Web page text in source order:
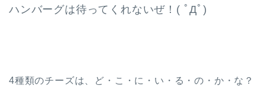
ハンバーグは待ってくれないぜ！( ﾟДﾟ)
4種類のチーズは、ど・こ・に・い・る・の・か・な？